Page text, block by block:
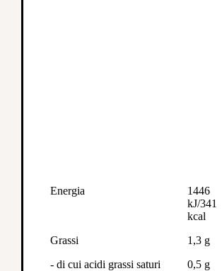
Energia
1446
kJ/341
kcal
Grassi 1,3 g
- di cui acidi grassi saturi
0,5 g